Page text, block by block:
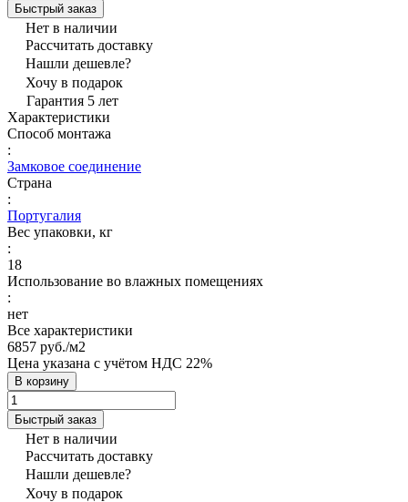
Быстрый заказ
Нет в наличии
Рассчитать доставку
Нашли дешевле?
Хочу в подарок
Гарантия 5 лет
Характеристики
Способ монтажа
:
Замковое соединение
Страна
:
Португалия
Вес упаковки, кг
:
18
Использование во влажных помещениях
:
нет
Все характеристики
6857 руб./м2
Цена указана с учётом НДС 22%
В корзину
Быстрый заказ
Нет в наличии
Рассчитать доставку
Нашли дешевле?
Хочу в подарок